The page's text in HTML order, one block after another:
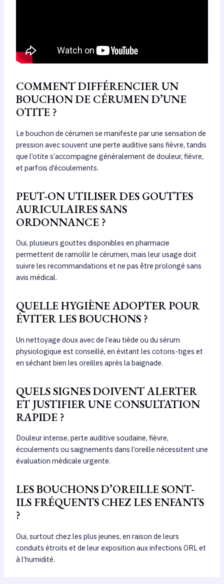
COMMENT DIFFÉRENCIER UN
BOUCHON DE CÉRUMEN D’UNE
OTITE ?
Le bouchon de cérumen se manifeste par une sensation de
pression avec souvent une perte auditive sans fièvre, tandis
que l’otite s’accompagne généralement de douleur, fièvre,
et parfois d’écoulements.
PEUT-ON UTILISER DES GOUTTES
AURICULAIRES SANS
ORDONNANCE ?
Oui, plusieurs gouttes disponibles en pharmacie
permettent de ramollir le cérumen, mais leur usage doit
suivre les recommandations et ne pas être prolongé sans
avis médical.
QUELLE HYGIÈNE ADOPTER POUR
ÉVITER LES BOUCHONS ?
Un nettoyage doux avec de l’eau tiède ou du sérum
physiologique est conseillé, en évitant les cotons-tiges et
en séchant bien les oreilles après la baignade.
QUELS SIGNES DOIVENT ALERTER
ET JUSTIFIER UNE CONSULTATION
RAPIDE ?
Douleur intense, perte auditive soudaine, fièvre,
écoulements ou saignements dans l’oreille nécessitent une
évaluation médicale urgente.
LES BOUCHONS D’OREILLE SONT-
ILS FRÉQUENTS CHEZ LES ENFANTS
?
Oui, surtout chez les plus jeunes, en raison de leurs
conduits étroits et de leur exposition aux infections ORL et
à l’humidité.